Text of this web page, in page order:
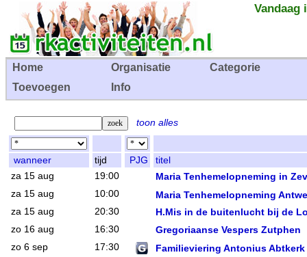
Vandaag
Home Organisatie
Categorie
Toevoegen
Info
toon alles
wanneer tijd PJG
titel
za 15 aug
19:00 Maria Tenhemelopneming in
za 15 aug 10:00 Maria Tenhemelopneming
za 15 aug 20:30 H.Mis in de buitenlucht bij de
zo 16 aug 16:30 Gregoriaanse Vespers Zutphen
zo 6 sep 17:30 Familieviering Antonius Abtkerk